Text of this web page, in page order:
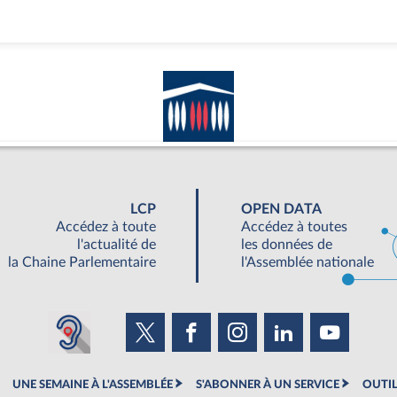
LCP
Accédez à toute
l'actualité de
la Chaine Parlementaire
OPEN DATA
Accédez à toutes
les données de
l'Assemblée nationale
UNE SEMAINE À L'ASSEMBLÉE S'ABONNER À UN SERVICE